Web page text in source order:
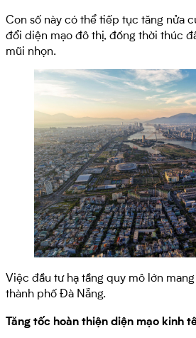
Con số này có thể tiếp tục tăng nửa
đổi diện mạo đô thị, đồng thời thúc
mũi nhọn.
Việc đầu tư hạ tầng quy mô lớn
thành phố Đà Nẵng.
Tăng tốc hoàn thiện diện mạo kinh